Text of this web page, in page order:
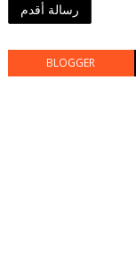
رسالة أقدم
BLOGGER